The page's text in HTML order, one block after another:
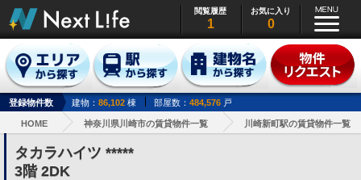
閲覧履歴
1
お気に入り
0
登録物件数 建物： 86,102 棟 部屋数： 484,576 戸
HOME 神奈川県川崎市の賃貸物件一覧 川崎新町駅の賃貸物件一覧
タカラハイツ *****
3階 2DK